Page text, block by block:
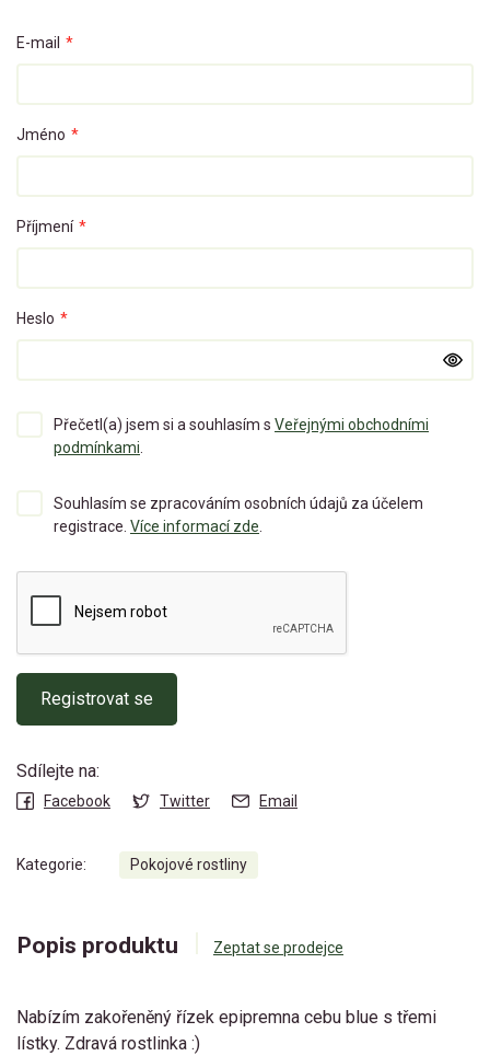
E-mail *
Jméno *
Příjmení *
Heslo *
Přečetl(a) jsem si a souhlasím s Veřejnými obchodními
podmínkami.
Souhlasím se zpracováním osobních údajů za účelem
registrace. Více informací zde.
Registrovat se
Sdílejte na:
Facebook Twitter Email
Kategorie: Pokojové rostliny
Popis produktu Zeptat se prodejce
Nabízím zakořeněný řízek epipremna cebu blue s třemi
lístky. Zdravá rostlinka :)